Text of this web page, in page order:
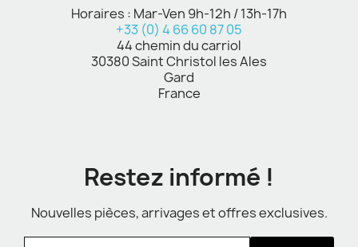
Horaires : Mar-Ven 9h-12h / 13h-17h
+33 (0) 4 66 60 87 05
44 chemin du carriol
30380 Saint Christol les Ales
Gard
France
Restez informé !
Nouvelles pièces, arrivages et offres exclusives.